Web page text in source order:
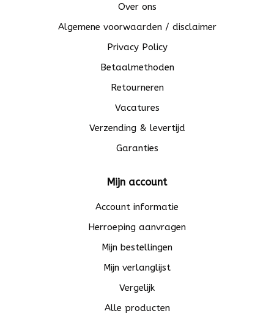
Over ons
Algemene voorwaarden / disclaimer
Privacy Policy
Betaalmethoden
Retourneren
Vacatures
Verzending & levertijd
Garanties
Mijn account
Account informatie
Herroeping aanvragen
Mijn bestellingen
Mijn verlanglijst
Vergelijk
Alle producten